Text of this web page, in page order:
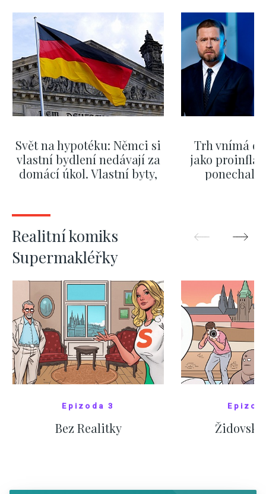
Svět na hypotéku: Němci si
vlastní bydlení nedávají za
domácí úkol. Vlastní byty,
Trh vnímá
jako
ponechali
Realitní komiks
Supermakléřky
Epizoda 3
Bez Realitky